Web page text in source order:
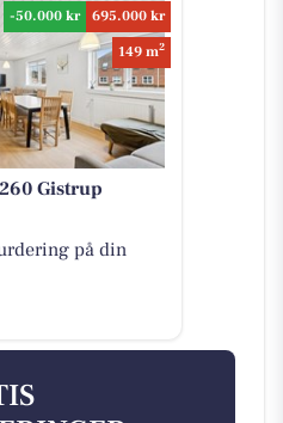
-50.000 kr
695.000 kr
149 m2
Gistrup
på din